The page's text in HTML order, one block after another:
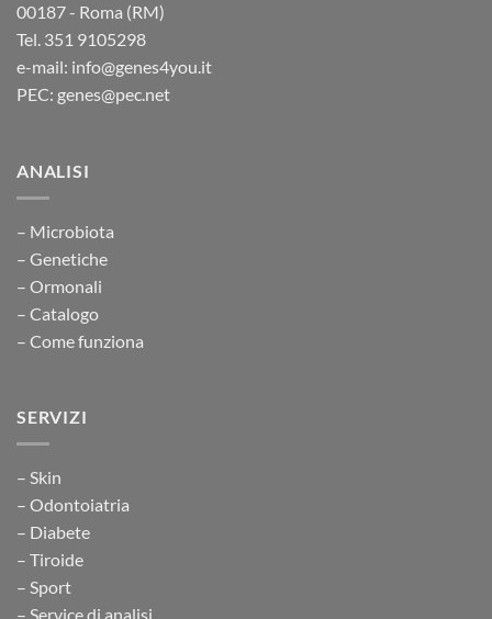
00187 - Roma (RM)
Tel. 351 9105298
e-mail: info@genes4you.it
PEC: genes@pec.net
ANALISI
– Microbiota
– Genetiche
– Ormonali
– Catalogo
– Come funziona
SERVIZI
– Skin
– Odontoiatria
– Diabete
– Tiroide
– Sport
– Service di analisi